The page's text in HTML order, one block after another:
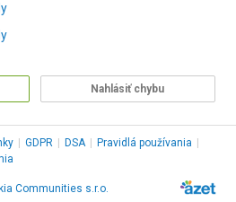
Nahlásiť chybu
GDPR DSA Pravidlá používania
Communities s.r.o.